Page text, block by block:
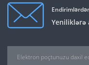
Yeniliklərə